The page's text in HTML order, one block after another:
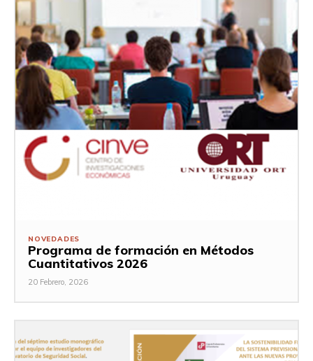
NOVEDADES
Programa de formación en Métodos
Cuantitativos 2026
20 Febrero, 2026